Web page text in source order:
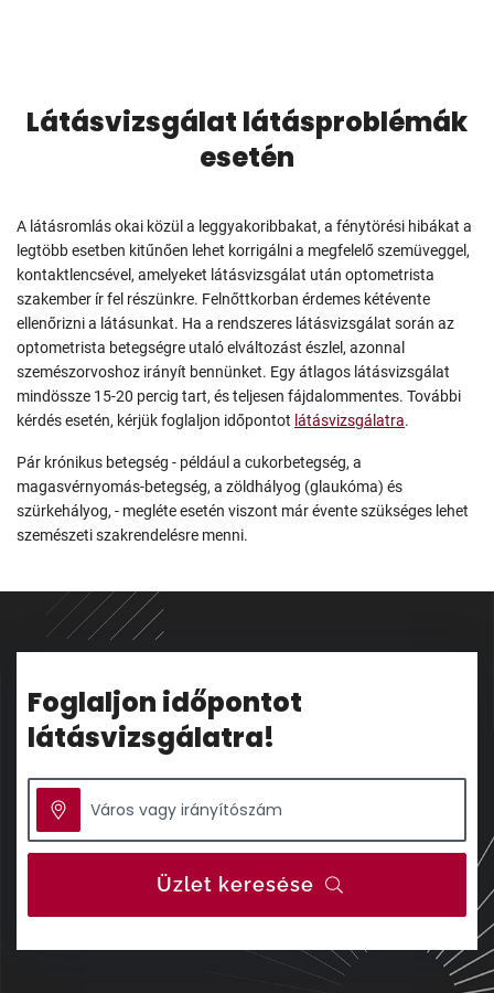
Látásvizsgálat látásproblémák
esetén
A látásromlás okai közül a leggyakoribbakat, a fénytörési hibákat a
legtöbb esetben kitűnően lehet korrigálni a megfelelő szemüveggel,
kontaktlencsével, amelyeket látásvizsgálat után optometrista
szakember ír fel részünkre. Felnőttkorban érdemes kétévente
ellenőrizni a látásunkat. Ha a rendszeres látásvizsgálat során az
optometrista betegségre utaló elváltozást észlel, azonnal
szemészorvoshoz irányít bennünket. Egy átlagos látásvizsgálat
mindössze 15-20 percig tart, és teljesen fájdalommentes. További
kérdés esetén, kérjük foglaljon időpontot látásvizsgálatra.
Pár krónikus betegség - például a cukorbetegség, a
magasvérnyomás-betegség, a zöldhályog (glaukóma) és
szürkehályog, - megléte esetén viszont már évente szükséges lehet
szemészeti szakrendelésre menni.
Foglaljon időpontot
látásvizsgálatra!
Üzlet keresése